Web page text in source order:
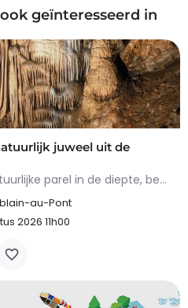
geïnteresseerd in
juweel uit de
De Comblain-grot, een natuurlijke parel in de diepte, betovert met zijn spectaculaire concreties. Tijdens het…
au-Pont
2026 11h00